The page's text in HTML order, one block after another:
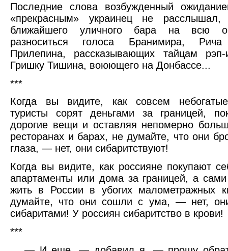
Последние слова возбужденный
«прекрасным» украинец не
ближайшего уличного бара на всю
разноситься голоса Бранимира,
Прилепина, рассказывающих тайцам
Гришку Тишина, воюющего на Донбассе...
***
Когда вы видите, как совсем небогатые
туристы сорят деньгами за границей,
дорогие вещи и оставляя непомерно
ресторанах и барах, не думайте, что они
глаза, — нет, они сибаритствуют!
Когда вы видите, как россияне покупают
апартаменты или дома за границей, а
жить в России в убогих малометражных
думайте, что они сошли с ума, — нет,
сибаритами! У россиян сибаритство в крови!
***